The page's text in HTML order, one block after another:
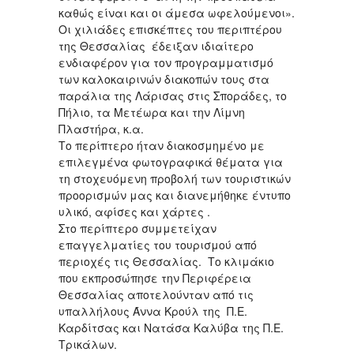
καθώς είναι και οι άμεσα ωφελούμενοι».
Οι χιλιάδες επισκέπτες του περιπτέρου
της Θεσσαλίας έδειξαν ιδιαίτερο
ενδιαφέρον για τον προγραμματισμό
των καλοκαιρινών διακοπών τους στα
παράλια της Λάρισας στις Σποράδες, το
Πήλιο, τα Μετέωρα και την Λίμνη
Πλαστήρα, κ.α.
Το περίπτερο ήταν διακοσμημένο με
επιλεγμένα φωτογραφικά θέματα για
τη στοχευόμενη προβολή των τουριστικών
προορισμών μας και διανεμήθηκε έντυπο
υλικό, αφίσες και χάρτες .
Στο περίπτερο συμμετείχαν
επαγγελματίες του τουρισμού από
περιοχές τις Θεσσαλίας. Το κλιμάκιο
που εκπροσώπησε την Περιφέρεια
Θεσσαλίας αποτελούνταν από τις
υπαλλήλους Άννα Κρούλ της Π.Ε.
Καρδίτσας και Νατάσα Καλύβα της Π.Ε.
Τρικάλων.